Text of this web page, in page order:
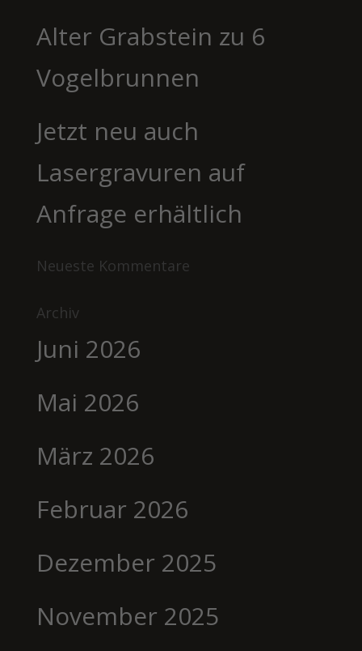
Alter Grabstein zu 6
Vogelbrunnen
Jetzt neu auch
Lasergravuren auf
Anfrage erhältlich
Neueste Kommentare
Archiv
Juni 2026
Mai 2026
März 2026
Februar 2026
Dezember 2025
November 2025